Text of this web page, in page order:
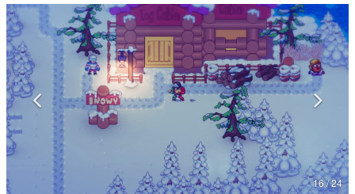
なんでゲームは面白い？
ゲーム開発者・hamatsu氏がゲームの魅力を画面や操作の
具体的な形から解き明かしていく、硬派で骨太な評論連載
です。
ゲームが変えた日本語
「経験値」「裏技」「ラスボス」… ゲームにまつわる言葉
の起源や用法の変遷を、コンピューター文化史研究家・タ
イニーP氏が徹底調査。
カテゴリ
特集記事
16 / 24